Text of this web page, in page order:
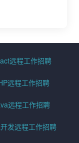
远程工作招聘
远程工作招聘
远程工作招聘
发远程工作招聘